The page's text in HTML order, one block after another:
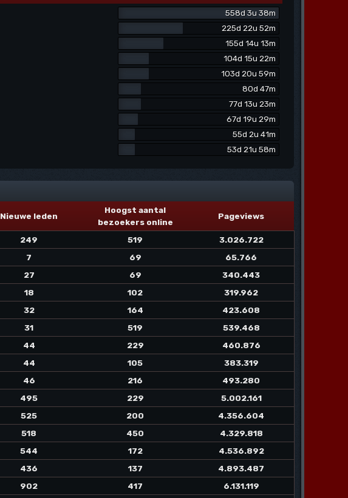
558d 3u 38m
225d 22u 52m
155d 14u 13m
104d 15u 22m
103d 20u 59m
80d 47m
77d 13u 23m
67d 19u 29m
55d 2u 41m
53d 21u 58m
Nieuwe leden
Hoogst aantal
bezoekers online
Pageviews
249 519
3.026.722
7 69
65.766
27 69
340.443
18 102
319.962
32 164
423.608
31 519
539.468
44 229
460.876
44 105
383.319
46 216
493.280
495 229
5.002.161
525 200
4.356.604
518 450
4.329.818
544 172
4.536.892
436 137
4.893.487
902 417 6.131.119